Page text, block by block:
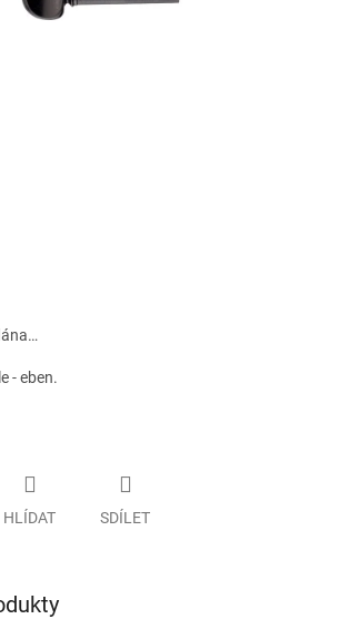
- eben.
HLÍDAT SDÍLET